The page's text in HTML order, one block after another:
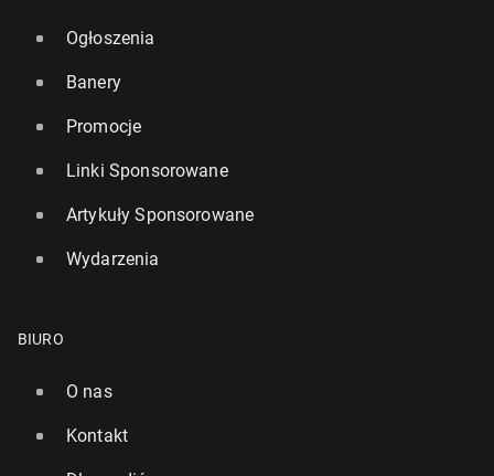
Ogłoszenia
Banery
Promocje
Linki Sponsorowane
Artykuły Sponsorowane
Wydarzenia
BIURO
O nas
Kontakt